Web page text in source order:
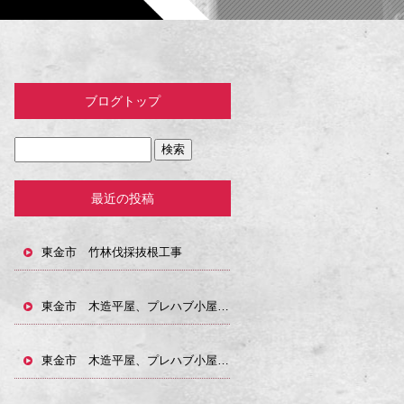
ブログトップ
最近の投稿
東金市 竹林伐採抜根工事
東金市 木造平屋、プレハブ小屋解体工事
東金市 木造平屋、プレハブ小屋解体工事